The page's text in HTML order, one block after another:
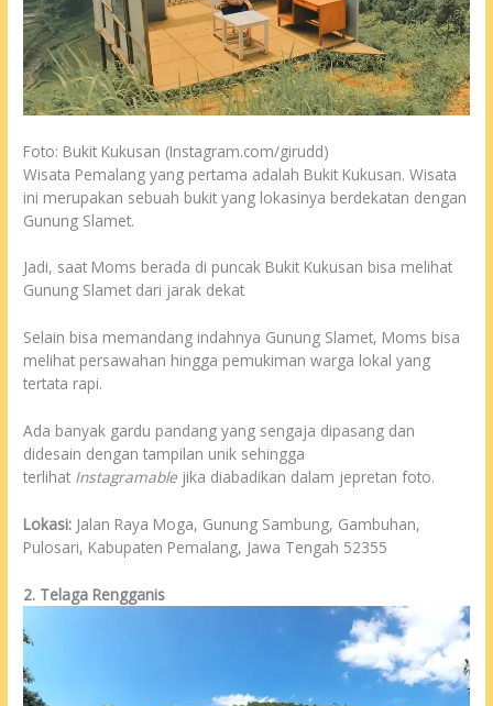
Foto: Bukit Kukusan (Instagram.com/girudd)
Wisata Pemalang yang pertama adalah Bukit Kukusan. Wisata
ini merupakan sebuah bukit yang lokasinya berdekatan dengan
Gunung Slamet.
Jadi, saat Moms berada di puncak Bukit Kukusan bisa melihat
Gunung Slamet dari jarak dekat
Selain bisa memandang indahnya Gunung Slamet, Moms bisa
melihat persawahan hingga pemukiman warga lokal yang
tertata rapi.
Ada banyak gardu pandang yang sengaja dipasang dan
didesain dengan tampilan unik sehingga
terlihat Instagramable jika diabadikan dalam jepretan foto.
Lokasi: Jalan Raya Moga, Gunung Sambung, Gambuhan,
Pulosari, Kabupaten Pemalang, Jawa Tengah 52355
2. Telaga Rengganis